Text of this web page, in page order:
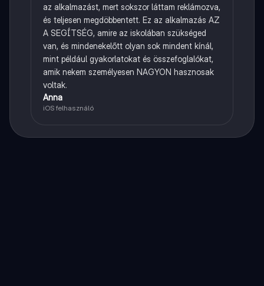
az alkalmazást, mert sokszor láttam reklámozva,
és teljesen megdöbbentett. Ez az alkalmazás AZ
A SEGÍTSÉG, amire az iskolában szükséged
van, és mindenekelőtt olyan sok mindent kínál,
mint például gyakorlatokat és összefoglalókat,
amik nekem személyesen NAGYON hasznosak
voltak.
Anna
iOS felhasználó